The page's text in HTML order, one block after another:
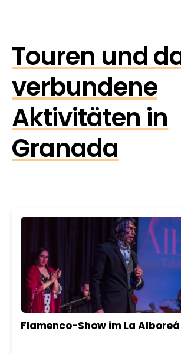
Touren und
verbundene
Aktivitäten in
Granada
Flamenco-Show im La Alboreá